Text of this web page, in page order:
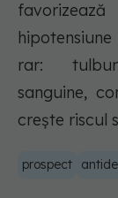
rar:
sanguine,
creşte riscul
prospect